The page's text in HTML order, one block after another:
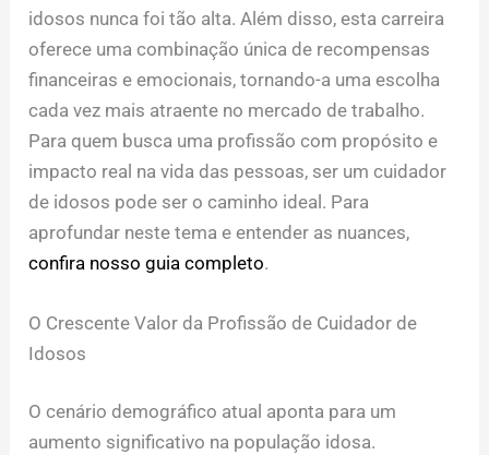
idosos nunca foi tão alta. Além disso, esta carreira
oferece uma combinação única de recompensas
financeiras e emocionais, tornando-a uma escolha
cada vez mais atraente no mercado de trabalho.
Para quem busca uma profissão com propósito e
impacto real na vida das pessoas, ser um cuidador
de idosos pode ser o caminho ideal. Para
aprofundar neste tema e entender as nuances,
confira nosso guia completo.
O Crescente Valor da Profissão de Cuidador de
Idosos
O cenário demográfico atual aponta para um
aumento significativo na população idosa.